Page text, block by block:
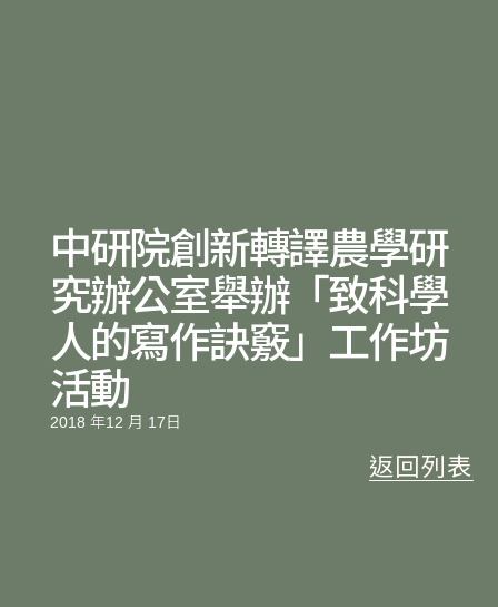
中研院創新轉譯農學研
究辦公室舉辦「致科學
人的寫作訣竅」工作坊
活動
2018 年12 月 17日
返回列表